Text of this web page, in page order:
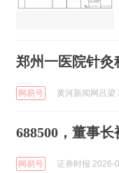
郑州一医院针灸
网易号 黄河新闻网吕梁
688500，董事长
网易号 证券时报 2026-